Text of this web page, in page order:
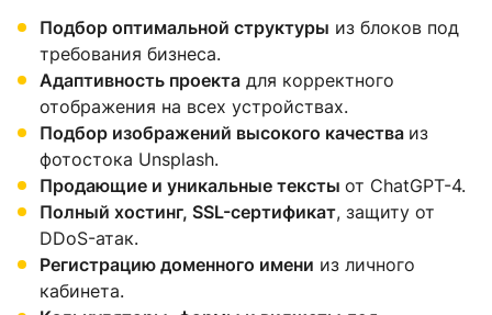
Подбор оптимальной структуры из блоков под
требования бизнеса.
Адаптивность проекта для корректного
отображения на всех устройствах.
Подбор изображений высокого качества из
фотостока Unsplash.
Продающие и уникальные тексты от ChatGPT-4.
Полный хостинг, SSL-сертификат, защиту от
DDoS-атак.
Регистрацию доменного имени из личного
кабинета.